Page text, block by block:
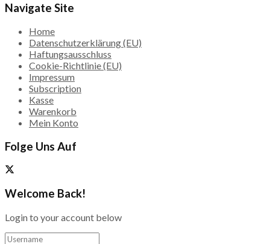
Navigate Site
Home
Datenschutzerklärung (EU)
Haftungsausschluss
Cookie-Richtlinie (EU)
Impressum
Subscription
Kasse
Warenkorb
Mein Konto
Folge Uns Auf
Welcome Back!
Login to your account below